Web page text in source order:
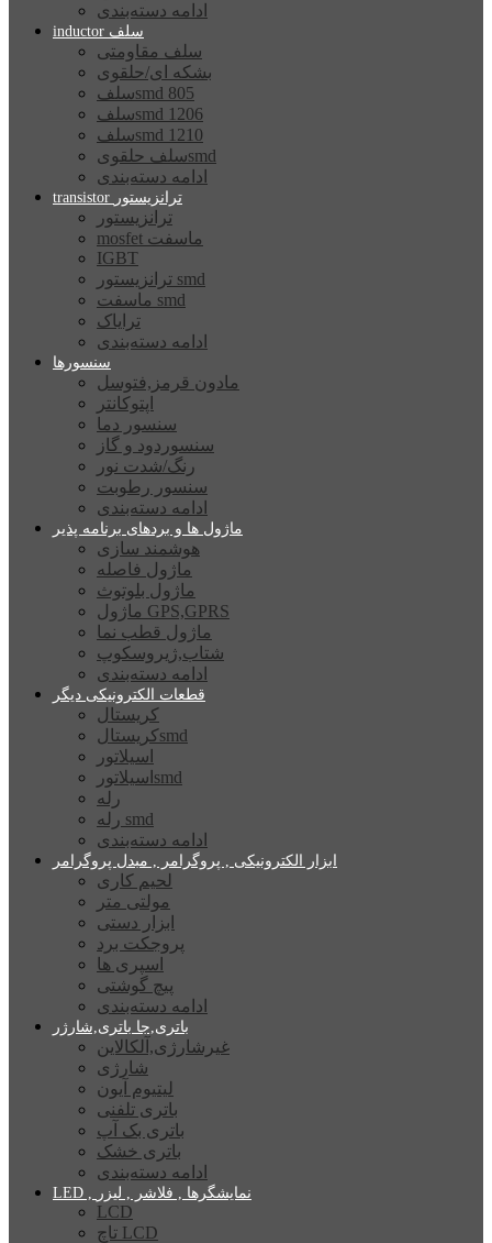
ادامه دسته‌بندی
inductor سلف
سلف مقاومتی
بشکه ای/حلقوی
سلفsmd 805
سلفsmd 1206
سلفsmd 1210
سلف حلقویsmd
ادامه دسته‌بندی
transistor ترانزیستور
ترانزیستور
mosfet ماسفت
IGBT
ترانزیستور smd
ماسفت smd
ترایاک
ادامه دسته‌بندی
سنسورها
مادون قرمز,فتوسل
اپتوکانتر
سنسور دما
سنسوردود و گاز
رنگ/شدت نور
سنسور رطوبت
ادامه دسته‌بندی
ماژول ها و بردهای برنامه پذیر
هوشمند سازی
ماژول فاصله
ماژول بلوتوث
ماژول GPS,GPRS
ماژول قطب نما
شتاب,ژیروسکوپ
ادامه دسته‌بندی
قطعات الکترونیکی دیگر
کریستال
کریستالsmd
اسیلاتور
اسیلاتورsmd
رله
رله smd
ادامه دسته‌بندی
ابزار الکترونیکی , پروگرامر , مبدل پروگرامر
لحیم کاری
مولتی متر
ابزار دستی
پروجکت برد
اسپری ها
پیچ گوشتی
ادامه دسته‌بندی
باتری,جا باتری,شارژر
غیرشارژی,آلکالاین
شارژی
لیتیوم آیون
باتری تلفنی
باتری بک آپ
باتری خشک
ادامه دسته‌بندی
LED , نمایشگرها , فلاشر , لیزر
LCD
تاچ LCD